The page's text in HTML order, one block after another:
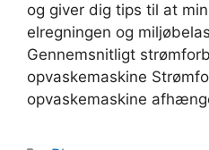
og giver dig tips til at
elregningen og
Gennemsnitligt
opvaskemaskine
opvaskemaskine